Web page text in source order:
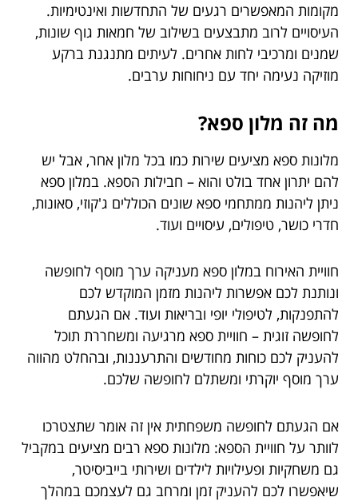
מקומות המאפשרים רגעים של התחדשות ואינטימיות.
העיסויים לרוב מתבצעים בשילוב של חמאות גוף שונות,
שמנים ומרכיבי לחות אחרים. לעיתים מתנגנת ברקע
מוזיקה נעימה יחד עם ניחוחות ערבים.
מה זה מלון ספא?
מלונות ספא מציעים שירות כמו בכל מלון אחר, אבל יש
להם יתרון אחד בולט והוא – חבילות הספא. במלון ספא
ניתן ליהנות ממתחמי ספא שונים הכוללים ג'קוזי, סאונות,
חדרי כושר, טיפולים, עיסויים ועוד.
חוויית האירוח במלון ספא מעניקה ערך מוסף לחופשה
ונותנת לכם אפשרות ליהנות מזמן המוקדש לכם
להתפנקות, לטיפולי יופי ובריאות ועוד. אם הגעתם
לחופשה זוגית – חוויית ספא מרגיעה ומשחררת תוכל
להעניק לכם כוחות מחודשים והתרעננות, ובהחלט מהווה
ערך מוסף יוקרתי ומשתלם לחופשה שלכם.
אם הגעתם לחופשה משפחתית אין זה אומר שתצטרכו
לוותר על חוויית הספא: מלונות ספא רבים מציעים במקביל
גם משחקיות ופעילויות לילדים ושירותי בייביסיטר,
שיאפשרו לכם להעניק זמן ומרחב גם לעצמכם במהלך